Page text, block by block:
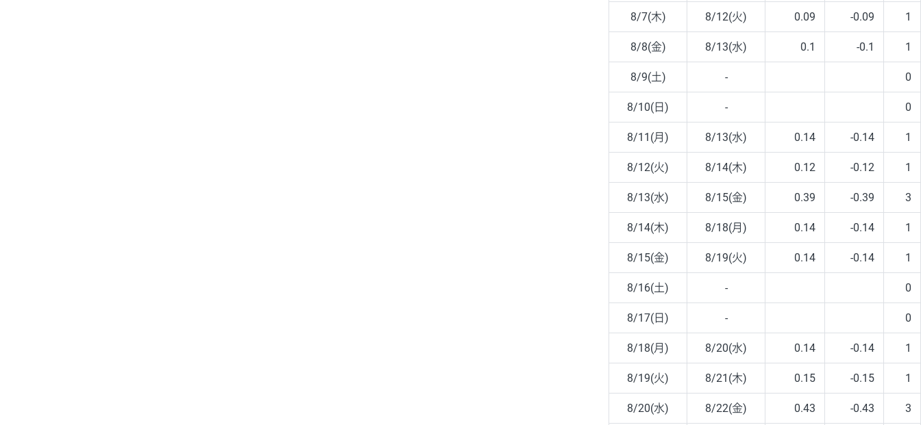
8/7(木) 8/12(火) 0.09 -0.09 1
8/8(金) 8/13(水) 0.1 -0.1 1
8/9(土) - 0
8/10(日) - 0
8/11(月) 8/13(水) 0.14 -0.14 1
8/12(火) 8/14(木) 0.12 -0.12 1
8/13(水) 8/15(金) 0.39 -0.39 3
8/14(木) 8/18(月) 0.14 -0.14 1
8/15(金) 8/19(火) 0.14 -0.14 1
8/16(土) - 0
8/17(日) - 0
8/18(月) 8/20(水) 0.14 -0.14 1
8/19(火) 8/21(木) 0.15 -0.15 1
8/20(水) 8/22(金) 0.43 -0.43 3